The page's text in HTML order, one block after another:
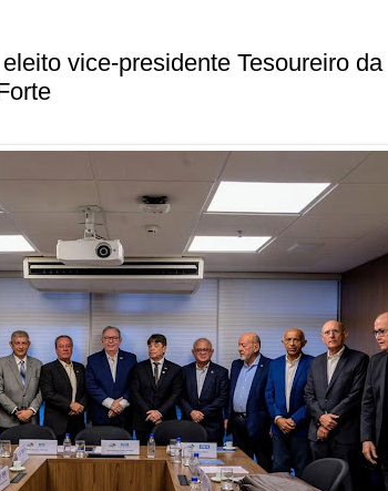
vice-presidente Tesoureiro da